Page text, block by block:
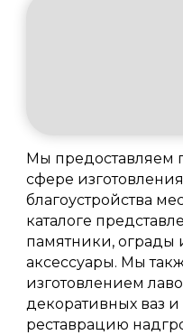
Мы предоставляем
сфере
благоустройства
каталоге
памятники, ограды
аксессуары. Мы
изготовлением
декоративных ваз
реставрацию